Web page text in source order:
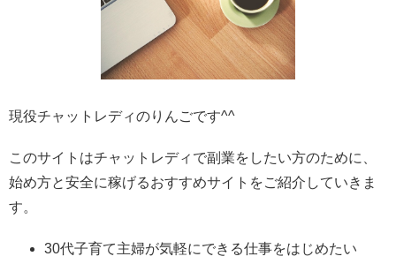
現役チャットレディのりんごです^^
このサイトはチャットレディで副業をしたい方のために、
始め方と安全に稼げるおすすめサイトをご紹介していきま
す。
30代子育て主婦が気軽にできる仕事をはじめたい